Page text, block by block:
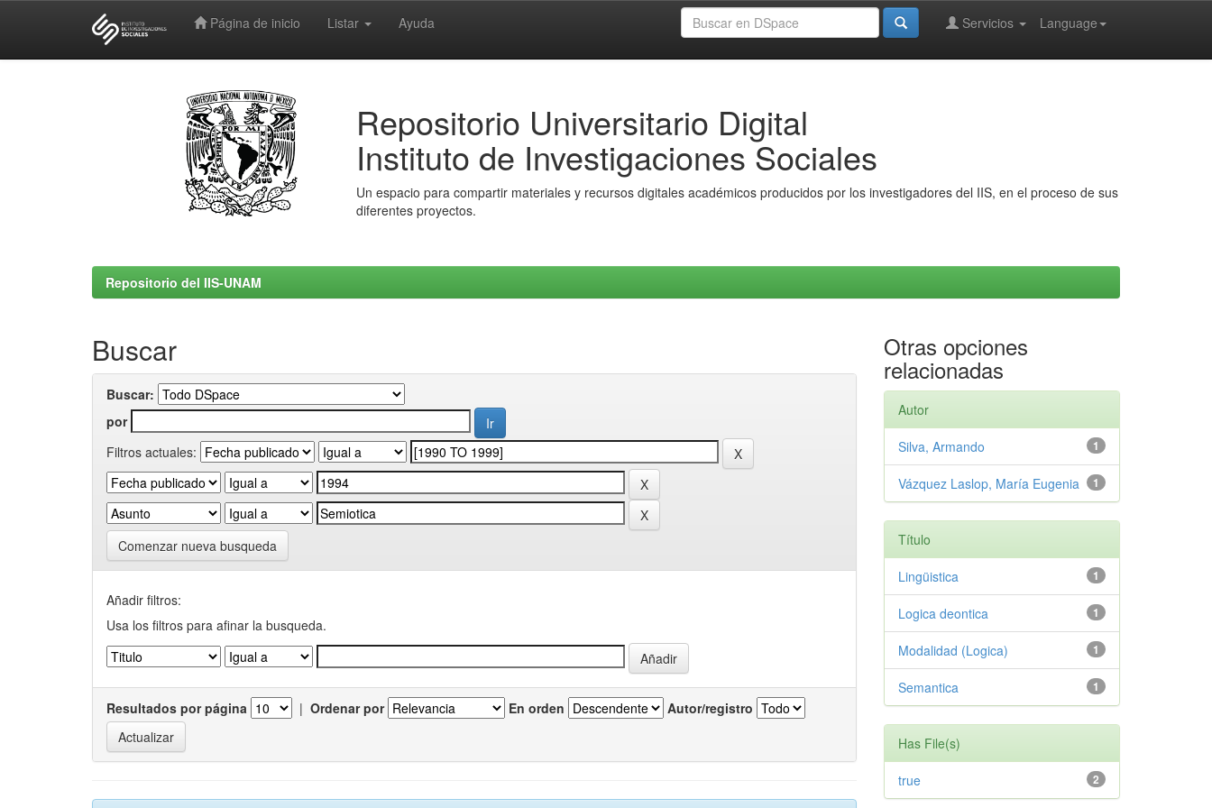
Página de inicio Listar Ayuda Language
Servicios
Repositorio Universitario Digital
Instituto de Investigaciones Sociales
Un espacio para compartir materiales y recursos digitales académicos producidos por los investigadores del IIS, en el proceso de sus
diferentes proyectos.
Repositorio del IIS-UNAM
Buscar
Buscar:
por
Filtros actuales:
Comenzar nueva busqueda
Añadir filtros:
Usa los filtros para afinar la busqueda.
Resultados por página | Ordenar por En orden Autor/registro
Otras opciones
relacionadas
Autor
1
Silva, Armando
1
Vázquez Laslop, María Eugenia
Título
1
Lingüistica
1
Logica deontica
1
Modalidad (Logica)
1
Semantica
Has File(s)
2
true